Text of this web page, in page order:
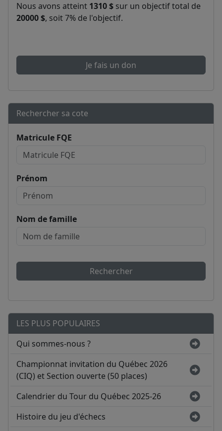
Nous avons atteint 1310 $ sur un objectif total de
20000 $, soit 7% de l'objectif.
Je fais un don
Rechercher sa cote
Matricule FQE
Prénom
Nom de famille
Rechercher
LES PLUS POPULAIRES
Qui sommes-nous ?
Championnat invitation du Québec 2026
(CIQ) et Section ouverte (50 places)
Calendrier du Tour du Québec 2025-26
Histoire du jeu d'échecs